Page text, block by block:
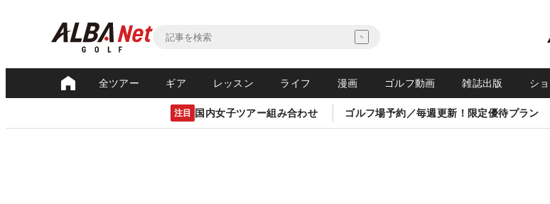
全ツアー ギア レッスン ライフ 漫画 ゴルフ動画 雑誌出版 シ
注目 国内女子ツアー組み合わせ ゴルフ場予約／毎週更新！限定優待プラン